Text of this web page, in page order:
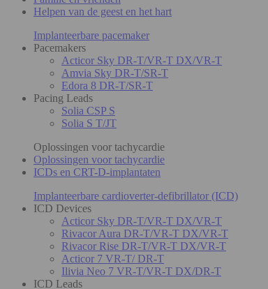
Helpen van de geest en het hart
Implanteerbare pacemaker
Pacemakers
Acticor Sky DR-T/VR-T DX/VR-T
Amvia Sky DR-T/SR-T
Edora 8 DR-T/SR-T
Pacing Leads
Solia CSP S
Solia S T/JT
Oplossingen voor tachycardie
Oplossingen voor tachycardie
ICDs en CRT-D-implantaten
Implanteerbare cardioverter-defibrillator (ICD)
ICD Devices
Acticor Sky DR-T/VR-T DX/VR-T
Rivacor Aura DR-T/VR-T DX/VR-T
Rivacor Rise DR-T/VR-T DX/VR-T
Acticor 7 VR-T/ DR-T
Ilivia Neo 7 VR-T/VR-T DX/DR-T
ICD Leads